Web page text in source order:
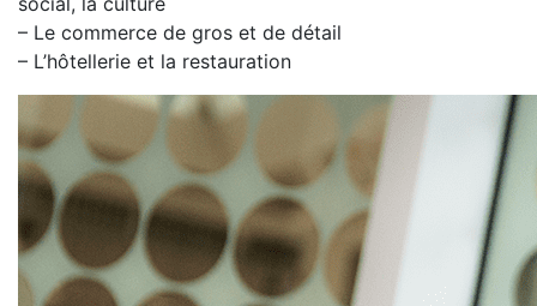
– Le commerce de gros et de détail
– L’hôtellerie et la restauration